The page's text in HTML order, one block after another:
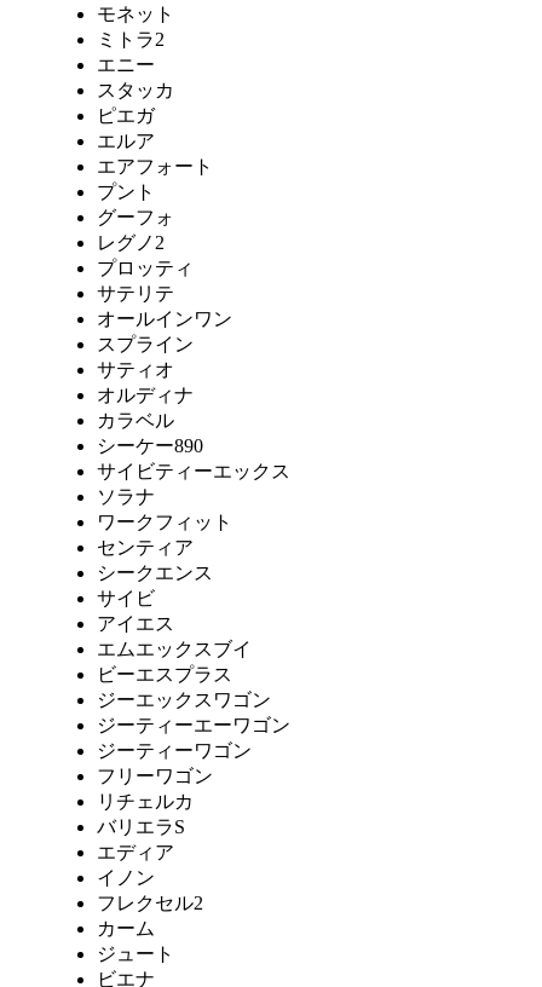
モネット
ミトラ2
エニー
スタッカ
ピエガ
エルア
エアフォート
プント
グーフォ
レグノ2
プロッティ
サテリテ
オールインワン
スプライン
サティオ
オルディナ
カラベル
シーケー890
サイビティーエックス
ソラナ
ワークフィット
センティア
シークエンス
サイビ
アイエス
エムエックスブイ
ビーエスプラス
ジーエックスワゴン
ジーティーエーワゴン
ジーティーワゴン
フリーワゴン
リチェルカ
バリエラS
エディア
イノン
フレクセル2
カーム
ジュート
ビエナ